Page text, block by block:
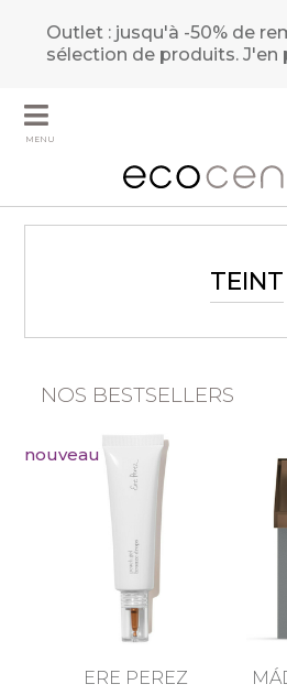
Outlet : jusqu'à -50% de
sélection de produits.J'en
MENU
TEINT
NOS BESTSELLERS
nouveau
ERE PEREZ